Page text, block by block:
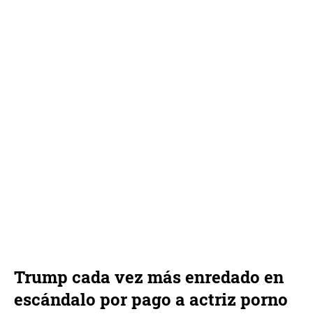
Trump cada vez más enredado en
escándalo por pago a actriz porno